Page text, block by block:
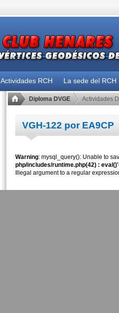
Actividades RCH La sede del RCH
Diploma DVGE Actividades
VGH-122 por EA9CP
Warning: mysql_query(): Unable to
php/includes/runtime.php(42) :
Illegal argument to a regular